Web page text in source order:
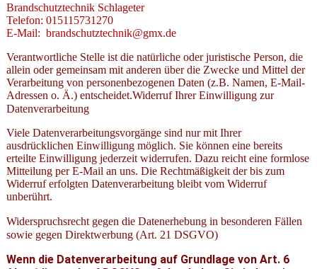
Brandschutztechnik Schlageter
Telefon: 015115731270
E-Mail: brandschutztechnik@gmx.de
Verantwortliche Stelle ist die natürliche oder juristische Person, die
allein oder gemeinsam mit anderen über die Zwecke und Mittel der
Verarbeitung von personenbezogenen Daten (z.B. Namen, E-Mail-
Adressen o. Ä.) entscheidet.Widerruf Ihrer Einwilligung zur
Datenverarbeitung
Viele Datenverarbeitungsvorgänge sind nur mit Ihrer
ausdrücklichen Einwilligung möglich. Sie können eine bereits
erteilte Einwilligung jederzeit widerrufen. Dazu reicht eine formlose
Mitteilung per E-Mail an uns. Die Rechtmäßigkeit der bis zum
Widerruf erfolgten Datenverarbeitung bleibt vom Widerruf
unberührt.
Widerspruchsrecht gegen die Datenerhebung in besonderen Fällen
sowie gegen Direktwerbung (Art. 21 DSGVO)
Wenn die Datenverarbeitung auf Grundlage von Art. 6